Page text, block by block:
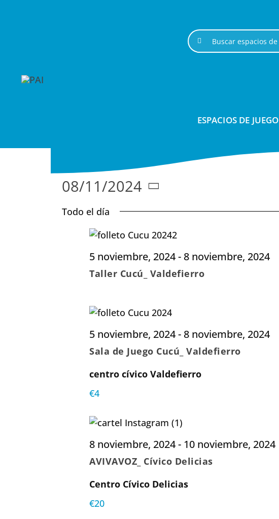
Buscar:
ESPACIOS DE JUEGO
08/11/2024
Seleccionar
fecha.
Todo el día
5 noviembre, 2024- 8 noviembre, 2024
Taller Cucú_ Valdefierro
5 noviembre, 2024- 8 noviembre, 2024
Sala de Juego Cucú_ Valdefierro
centro cívico Valdefierro
€4
8 noviembre, 2024- 10 noviembre, 2024
AVIVAVOZ_ Cívico Delicias
Centro Cívico Delicias
€20